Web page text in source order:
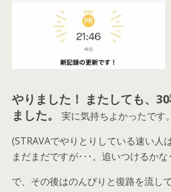
やりました！ またしても、
ました。
実に気持ちよかったです。
(STRAVAでやりとりしている速い人
まだまだですが･･･。追いつけるかな
で、その後はのんびりと復路を流し